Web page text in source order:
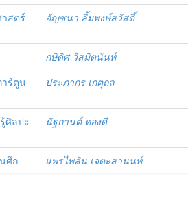
สตร์
อัญชนา ลิ้มพงษ์สวัสดิ์
กษิดิศ วิสมิตนันท์
าร์ตูน
ประภากร เกตุถล
ศิลปะ
นัฐกานต์ ทองดี
ศึก แพรไพลิน เจตะสานนท์